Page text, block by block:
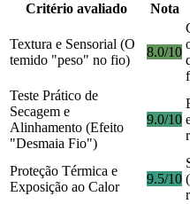
Critério avaliado Nota
Textura e Sensorial (O
temido "peso" no fio)
8.0/10
Teste Prático de
Secagem e
Alinhamento (Efeito
"Desmaia Fio")
9.0/10
Proteção Térmica e
Exposição ao Calor
9.5/10